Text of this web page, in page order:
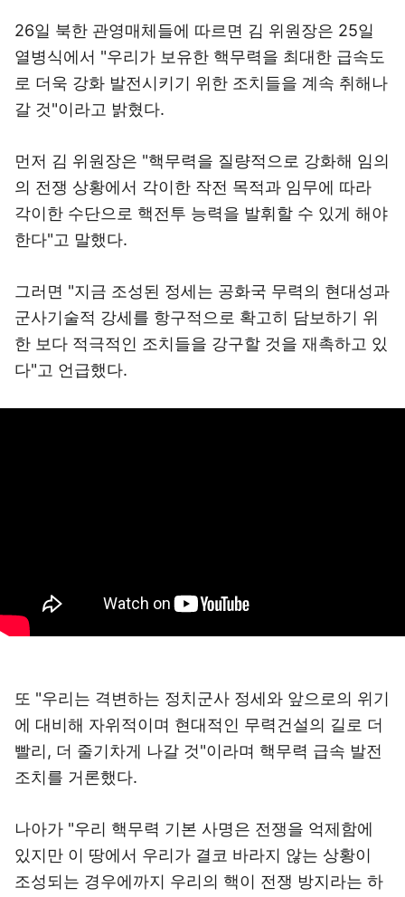
26일 북한 관영매체들에 따르면 김 위원장은 25일
열병식에서 "우리가 보유한 핵무력을 최대한 급속도
로 더욱 강화 발전시키기 위한 조치들을 계속 취해나
갈 것"이라고 밝혔다.
먼저 김 위원장은 "핵무력을 질량적으로 강화해 임의
의 전쟁 상황에서 각이한 작전 목적과 임무에 따라
각이한 수단으로 핵전투 능력을 발휘할 수 있게 해야
한다"고 말했다.
그러면 "지금 조성된 정세는 공화국 무력의 현대성과
군사기술적 강세를 항구적으로 확고히 담보하기 위
한 보다 적극적인 조치들을 강구할 것을 재촉하고 있
다"고 언급했다.
또 "우리는 격변하는 정치군사 정세와 앞으로의 위기
에 대비해 자위적이며 현대적인 무력건설의 길로 더
빨리, 더 줄기차게 나갈 것"이라며 핵무력 급속 발전
조치를 거론했다.
나아가 "우리 핵무력 기본 사명은 전쟁을 억제함에
있지만 이 땅에서 우리가 결코 바라지 않는 상황이
조성되는 경우에까지 우리의 핵이 전쟁 방지라는 하